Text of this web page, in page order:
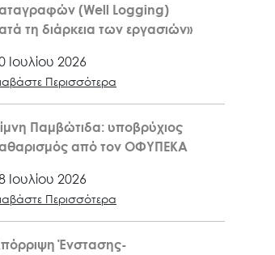
(Well Logging)
τη διάρκεια των εργασιών»
Ιουλίου 2026
Περισσότερα
Παμβώτιδα: υποβρύχιος
από τον ΟΦΥΠΕΚΑ
Ιουλίου 2026
Περισσότερα
Ένστασης-